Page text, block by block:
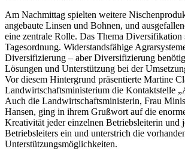
Am Nachmittag spielten weitere
angebaute Linsen und Bohnen, und
eine zentrale Rolle. Das Thema Diversifikation
Tagesordnung. Widerstandsfähige
Diversifizierung – aber Diversifizierung
Lösungen und Unterstützung bei der
Vor diesem Hintergrund präsentierte Martine
Landwirtschaftsministerium die Kontaktstelle
Auch die Landwirtschaftsministerin, Frau
Hansen, ging in ihrem Grußwort auf die
Kreativität jeder einzelnen Betriebsleiterin und
Betriebsleiters ein und unterstrich die
Unterstützungsmöglichkeiten.